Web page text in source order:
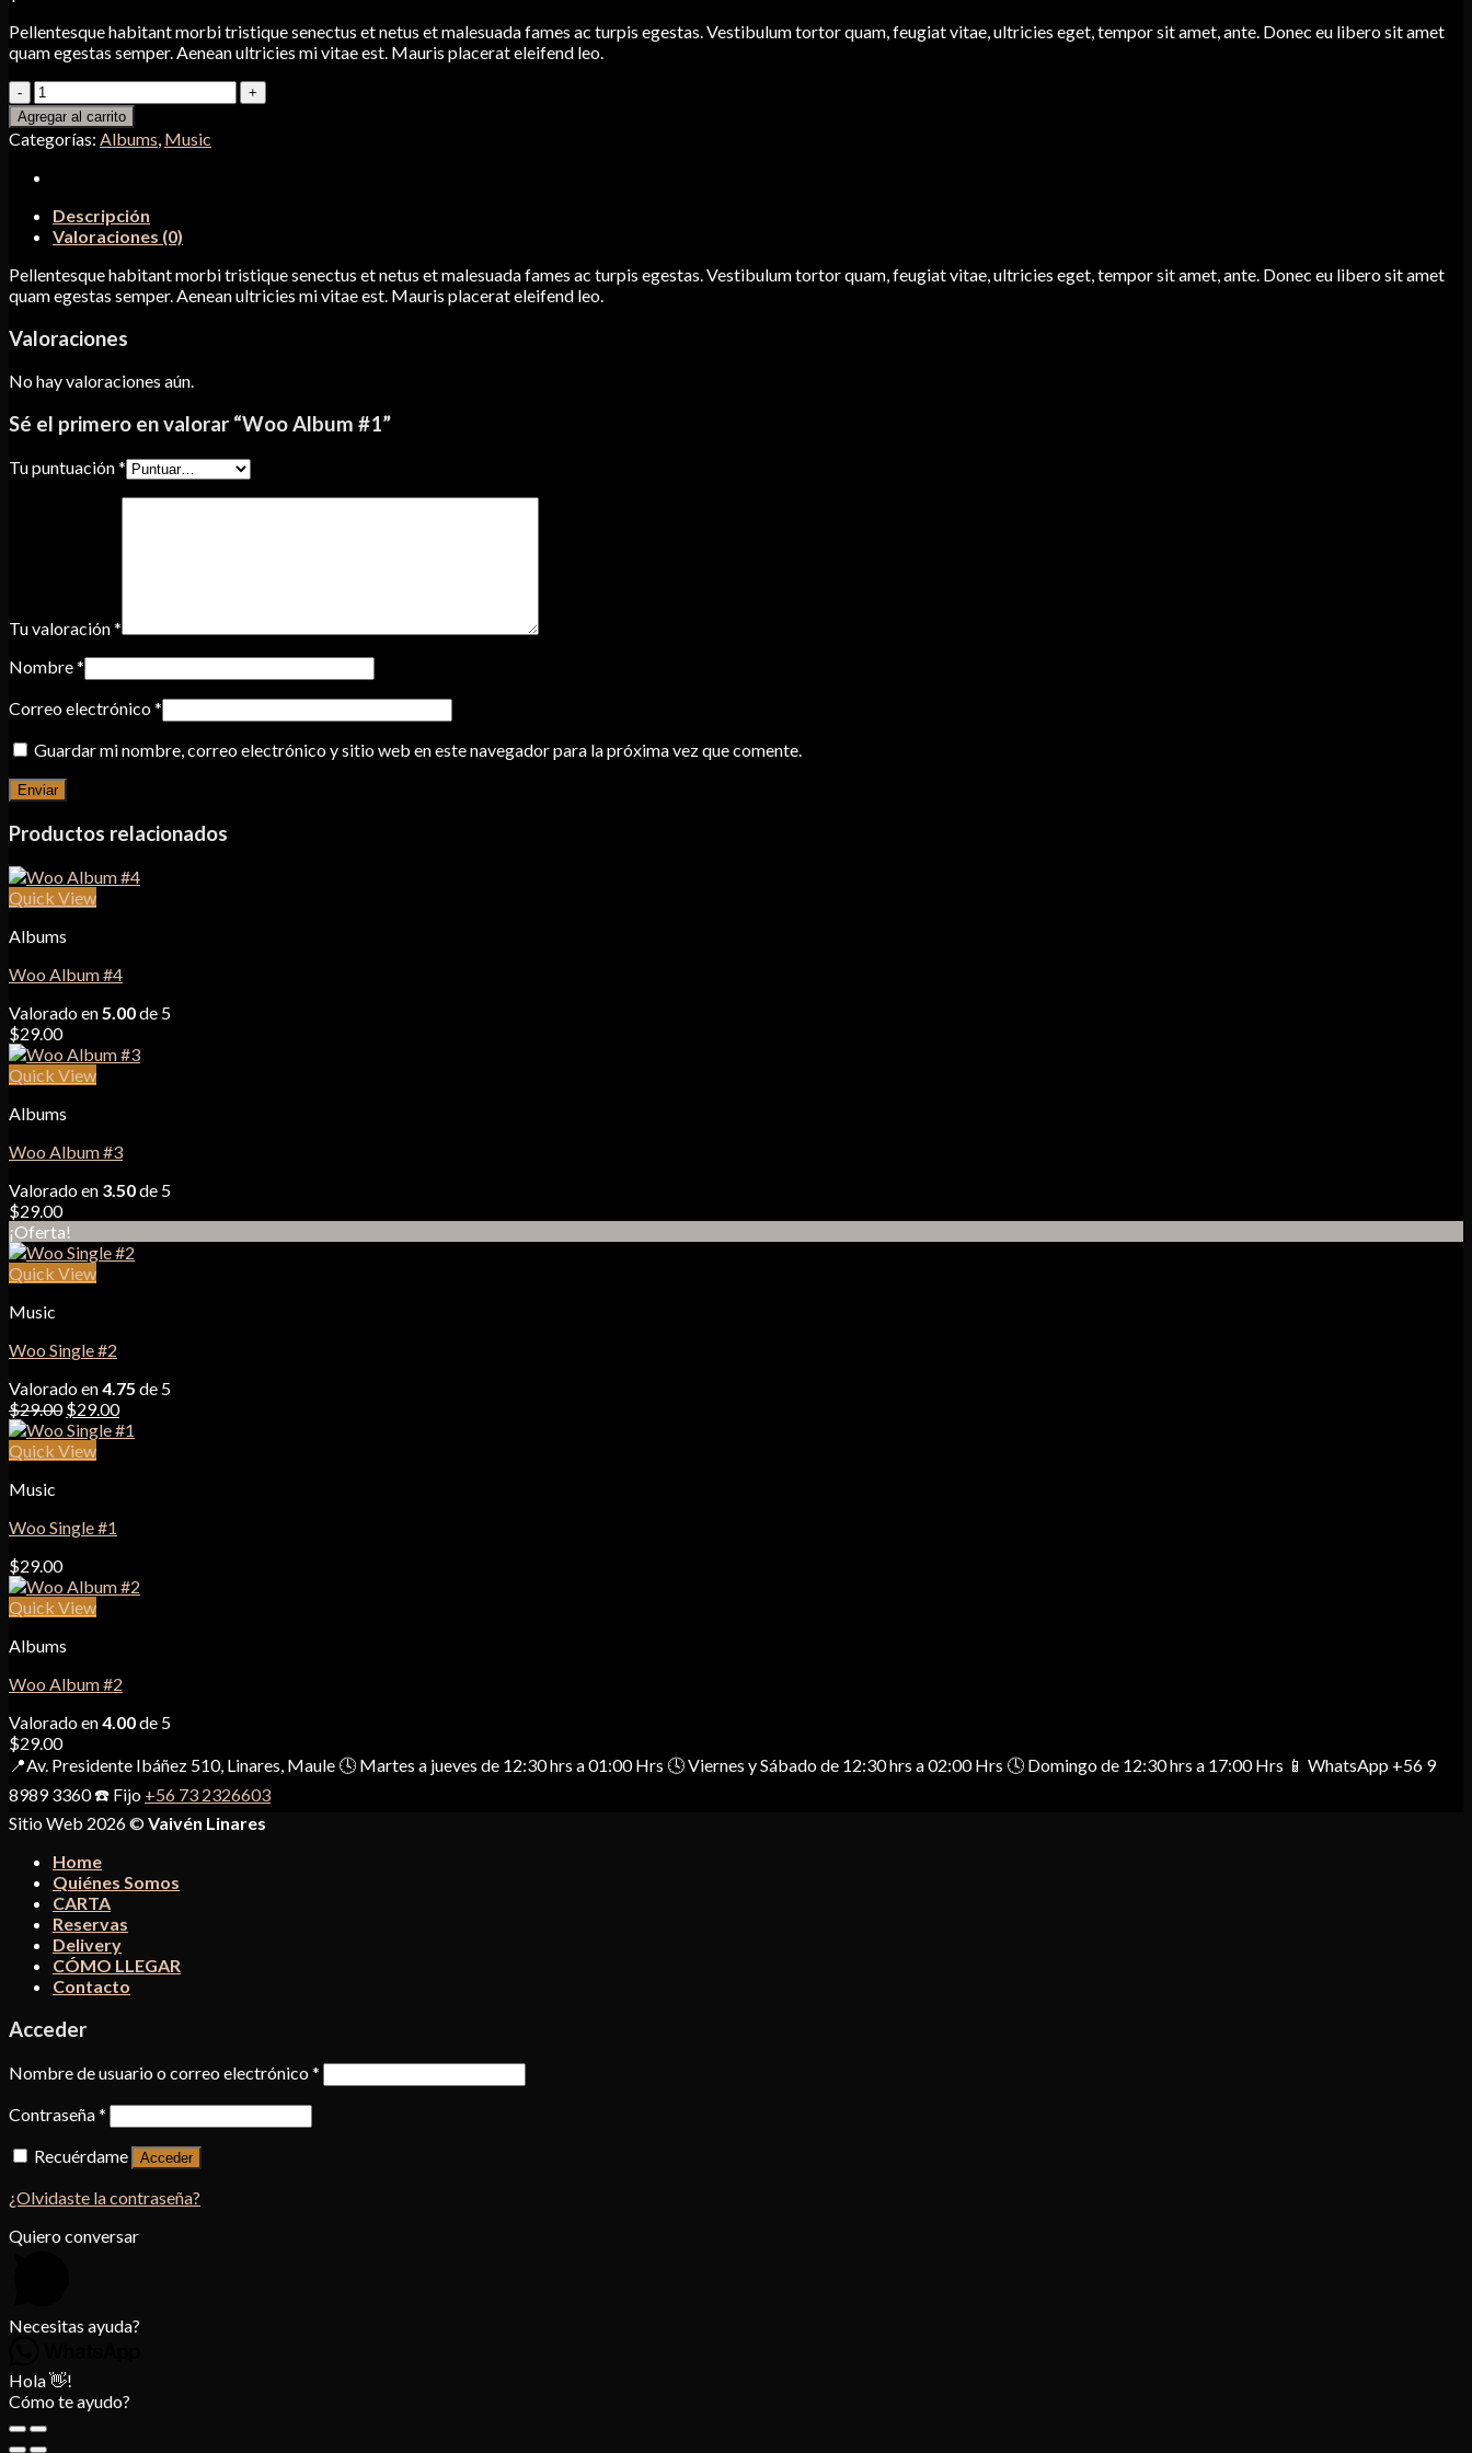
Pellentesque habitant morbi tristique senectus et netus et malesuada fames ac turpis egestas. Vestibulum tortor quam, feugiat vitae, ultricies eget, tempor sit amet, ante. Donec eu libero sit amet
quam egestas semper. Aenean ultricies mi vitae est. Mauris placerat eleifend leo.
Woo
Album
#1
cantidad
Agregar al carrito
Categorías: Albums, Music
Descripción
Valoraciones (0)
Pellentesque habitant morbi tristique senectus et netus et malesuada fames ac turpis egestas. Vestibulum tortor quam, feugiat vitae, ultricies eget, tempor sit amet, ante. Donec eu libero sit amet
quam egestas semper. Aenean ultricies mi vitae est. Mauris placerat eleifend leo.
Valoraciones
No hay valoraciones aún.
Sé el primero en valorar “Woo Album #1”
Tu puntuación*
Tu valoración*
Nombre*
Correo electrónico*
Guardar mi nombre, correo electrónico y sitio web en este navegador para la próxima vez que comente.
Productos relacionados
Quick View
Albums
Woo Album #4
Valorado en5.00de 5
$29.00
Quick View
Albums
Woo Album #3
Valorado en 3.50de 5
$29.00
¡Oferta!
Quick View
Music
Woo Single #2
Valorado en4.75 de 5
$29.00 El
precio
original
$29.00El
precio
Quick View
Music
Woo Single #1
$29.00
Quick View
Albums
Woo Album #2
Valorado en4.00de 5
$29.00
📍Av. Presidente Ibáñez 510, Linares, Maule 🕓 Martes a jueves de 12:30 hrs a 01:00 Hrs 🕓 Viernes y Sábado de 12:30 hrs a 02:00 Hrs 🕓 Domingo de 12:30 hrs a 17:00 Hrs 📱 WhatsApp +56 9
8989 3360 ☎️ Fijo +56 73 2326603
Sitio Web 2026 ©Vaivén Linares
Home
Quiénes Somos
CARTA
Reservas
Delivery
CÓMO LLEGAR
Contacto
Acceder
Nombre de usuario o correo electrónico*
Contraseña*
Recuérdame
Acceder
¿Olvidaste la contraseña?
Quiero conversar
Necesitas ayuda?
Hola 👋!
Cómo te ayudo?